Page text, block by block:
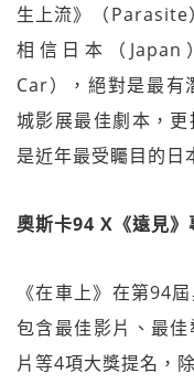
生上流》（Parasite
相信日本（
Car），絕對是最有
城影展最佳劇本，
是近年最受矚目的日
奧斯卡94 X《遠見》
《在車上》在第94
包含最佳影片、最
片等4項大獎提名，